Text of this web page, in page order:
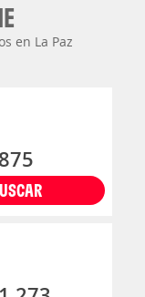
en La Paz
875